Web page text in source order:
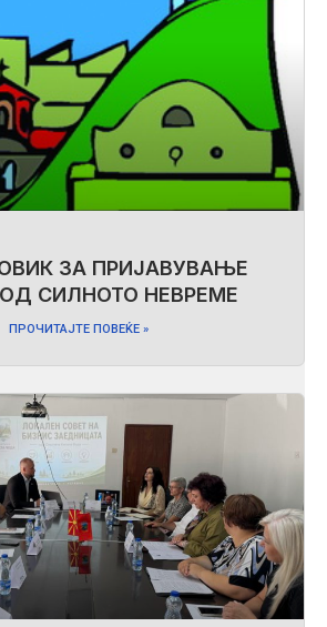
ЗА ПРИЈАВУВАЊЕ
СИЛНОТО НЕВРЕМЕ
ПРОЧИТАЈТЕ ПОВЕЌЕ »